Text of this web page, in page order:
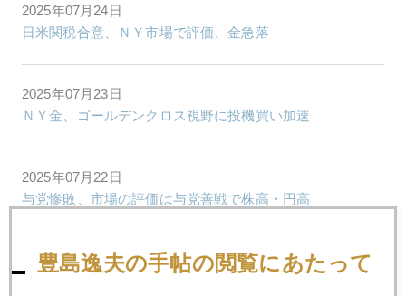
2025年07月24日
日米関税合意、ＮＹ市場で評価、金急落
2025年07月23日
ＮＹ金、ゴールデンクロス視野に投機買い加速
2025年07月22日
与党惨敗、市場の評価は与党善戦で株高・円高
2025年07月18日
豊島逸夫の手帖の閲覧にあたって